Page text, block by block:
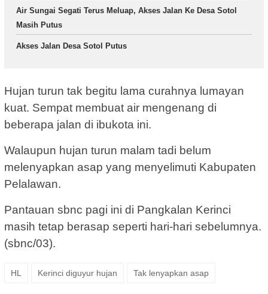
Air Sungai Segati Terus Meluap, Akses Jalan Ke Desa Sotol
Masih Putus
Akses Jalan Desa Sotol Putus
Hujan turun tak begitu lama curahnya lumayan
kuat. Sempat membuat air mengenang di
beberapa jalan di ibukota ini.
Walaupun hujan turun malam tadi belum
melenyapkan asap yang menyelimuti Kabupaten
Pelalawan.
Pantauan sbnc pagi ini di Pangkalan Kerinci
masih tetap berasap seperti hari-hari sebelumnya.
(sbnc/03).
HL Kerinci diguyur hujan Tak lenyapkan asap